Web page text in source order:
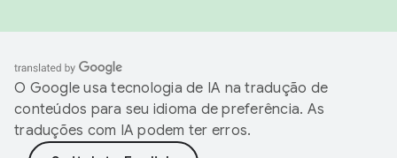
O Google usa tecnologia de IA na tradução de
conteúdos para seu idioma de preferência. As
traduções com IA podem ter erros.